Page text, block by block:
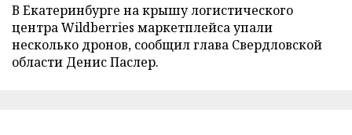
В Екатеринбурге на крышу логистического
центра Wildberries маркетплейса упали
несколько дронов, сообщил глава Свердловской
области Денис Паслер.